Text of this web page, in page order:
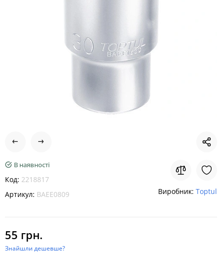
В наявності
Код: 2218817
Артикул: BAEE0809 Виробник: Toptul
55 грн.
Знайшли дешевше?